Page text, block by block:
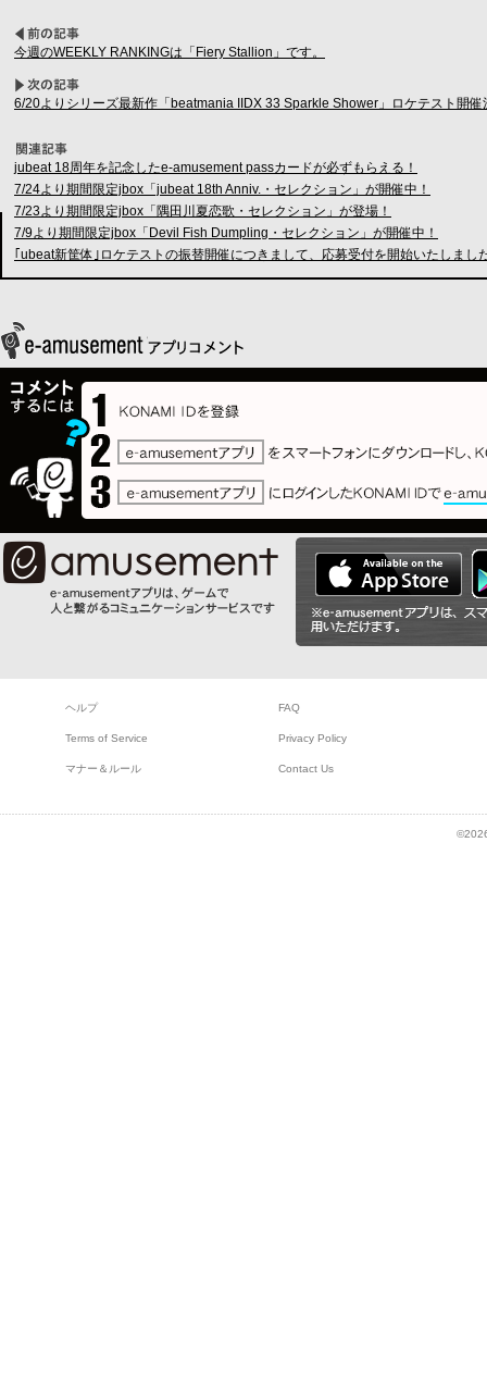
今週のWEEKLY RANKINGは「Fiery Stallion」です。
6/20よりシリーズ最新作「beatmania IIDX 33 Sparkle Shower」ロケテスト開催
jubeat 18周年を記念したe-amusement passカードが必ずもらえる！
7/24より期間限定jbox「jubeat 18th Anniv.・セレクション」が開催中！
7/23より期間限定jbox「隅田川夏恋歌・セレクション」が登場！
7/9より期間限定jbox「Devil Fish Dumpling・セレクション」が開催中！
｢ubeat新筐体｣ロケテストの振替開催につきまして、応募受付を開始いたしまし
ヘルプ FAQ
Terms of Service Privacy Policy
マナー＆ルール Contact Us